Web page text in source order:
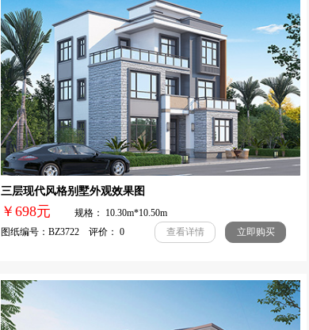
三层现代风格别墅外观效果图
￥698元
规格： 10.30m*10.50m
图纸编号：BZ3722 评价： 0
查看详情 立即购买